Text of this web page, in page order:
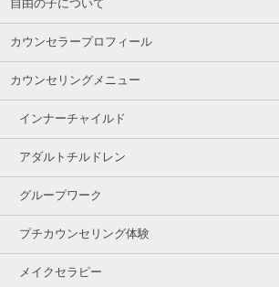
自由の子について
カウンセラープロフィール
カウンセリングメニュー
インナーチャイルド
アダルトチルドレン
グループワーク
プチカウンセリング体験
メイクセラピー